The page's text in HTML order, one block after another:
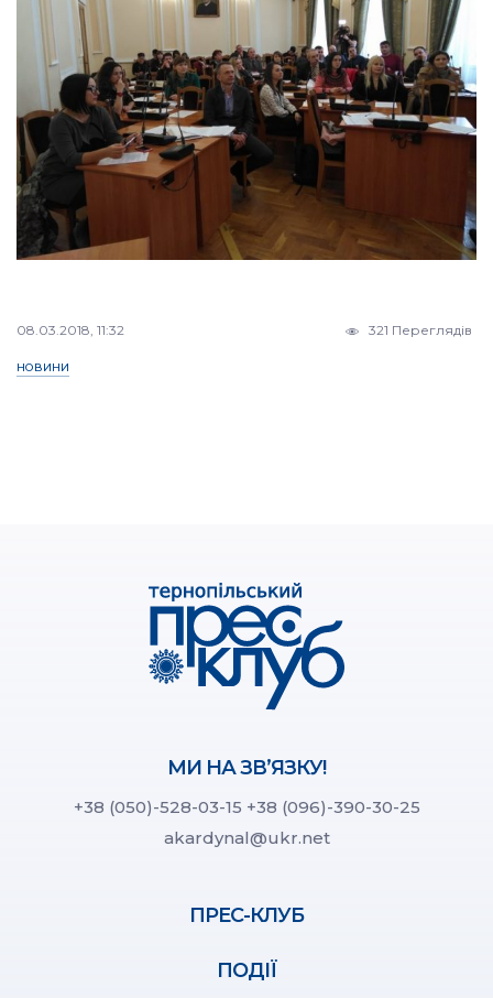
08.03.2018, 11:32 321 Переглядів
НОВИНИ
МИ НА ЗВ’ЯЗКУ!
+38 (050)-528-03-15 +38 (096)-390-30-25
akardynal@ukr.net
ПРЕС-КЛУБ
ПОДІЇ